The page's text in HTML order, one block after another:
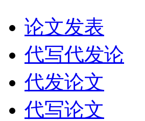
论文发表
代写代发论
代发论文
代写论文